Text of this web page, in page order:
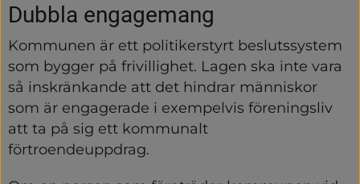
Dubbla engagemang
Kommunen är ett politikerstyrt beslutssystem
som bygger på frivillighet. Lagen ska inte vara
så inskränkande att det hindrar människor
som är engagerade i exempelvis föreningsliv
att ta på sig ett kommunalt
förtroendeuppdrag.